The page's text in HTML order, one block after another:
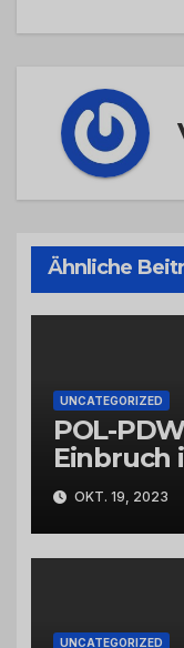
Ähnliche
UNCATEGORIZED
POL-
Einbruch
Wittlich
OKT. 19, 2023
UNCATEGORIZED